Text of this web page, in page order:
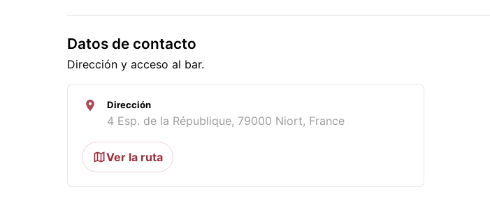
Datos de contacto
Dirección y acceso al bar.
Dirección
4 Esp. de la République, 79000 Niort, France
Ver la ruta